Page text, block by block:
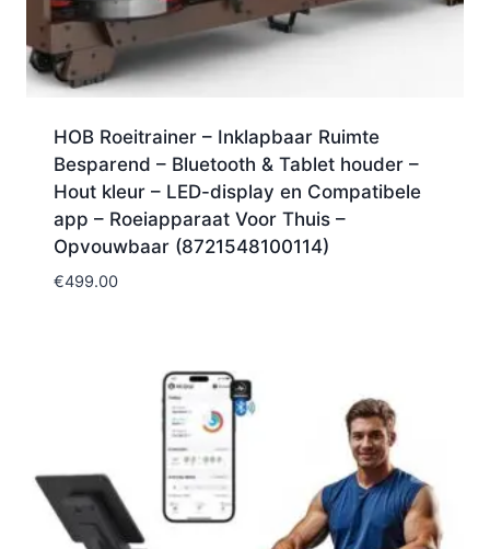
HOB Roeitrainer – Inklapbaar Ruimte
Besparend – Bluetooth & Tablet houder –
Hout kleur – LED-display en Compatibele
app – Roeiapparaat Voor Thuis –
Opvouwbaar (8721548100114)
€499.00